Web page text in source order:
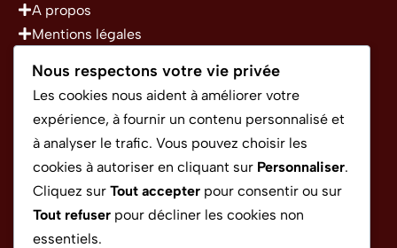
A propos
Mentions légales
Conditions Générales d’Utilisation
CONTACT
rapido.sponso@gmail.com
Nous respectons votre vie privée
Les cookies nous aident à améliorer votre
expérience, à fournir un contenu personnalisé et
à analyser le trafic. Vous pouvez choisir les
cookies à autoriser en cliquant sur Personnaliser.
Cliquez sur Tout accepter pour consentir ou sur
Tout refuser pour décliner les cookies non
essentiels.